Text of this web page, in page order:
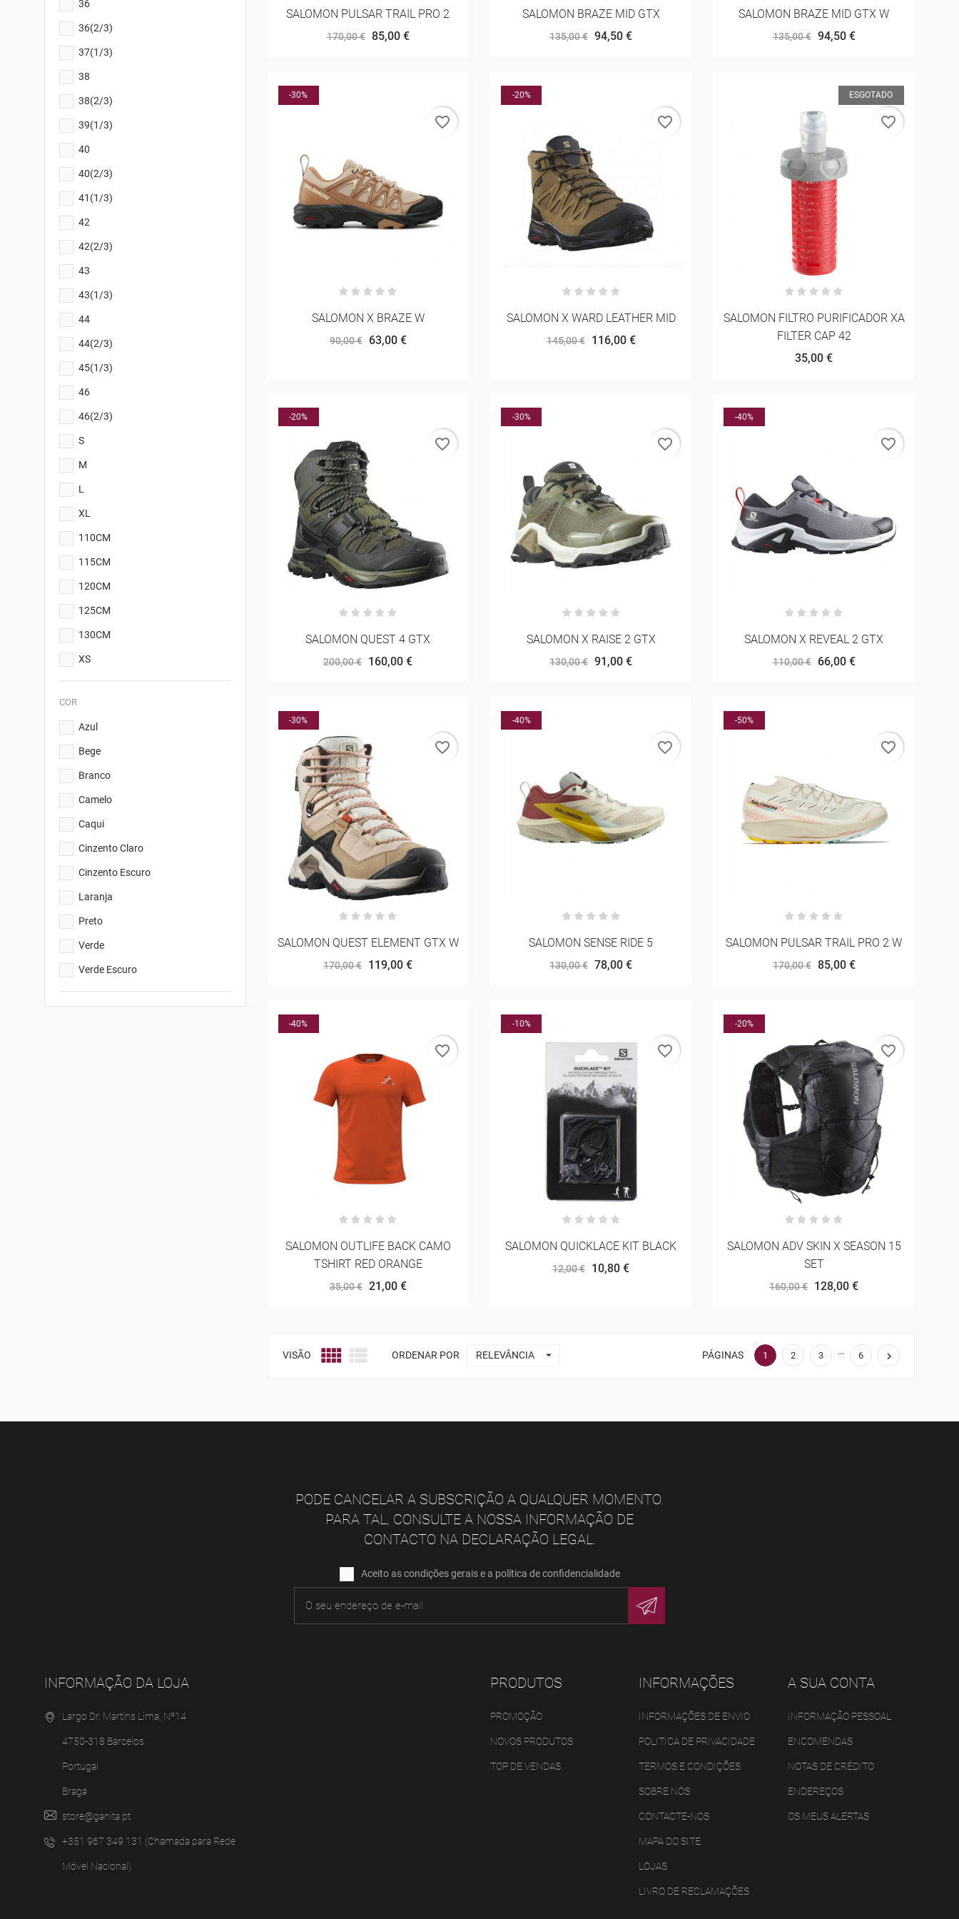
36
36(2/3)
37(1/3)
38
38(2/3)
39(1/3)
40
40(2/3)
41(1/3)
42
42(2/3)
43
43(1/3)
44
44(2/3)
45(1/3)
46
46(2/3)
S
M
L
XL
110CM
115CM
120CM
125CM
130CM
XS
COR
Azul
Bege
Branco
Camelo
Caqui
Cinzento Claro
Cinzento Escuro
Laranja
Preto
Verde
Verde Escuro
SALOMON PULSAR TRAIL PRO 2
170,00 € 85,00 €
SALOMON BRAZE MID GTX
135,00 € 94,50 €
SALOMON BRAZE MID GTX W
135,00 € 94,50 €
-30%
SALOMON X BRAZE W
90,00 € 63,00 €
favorite_border
-20%
SALOMON X WARD LEATHER MID
145,00 € 116,00 €
favorite_border
ESGOTADO
SALOMON FILTRO PURIFICADOR XA
FILTER CAP 42
35,00 €
favorite_border
-20%
SALOMON QUEST 4 GTX
200,00 € 160,00 €
favorite_border
-30%
SALOMON X RAISE 2 GTX
130,00 € 91,00 €
favorite_border
-40%
SALOMON X REVEAL 2 GTX
110,00 € 66,00 €
favorite_border
-30%
SALOMON QUEST ELEMENT GTX W
170,00 € 119,00 €
favorite_border
-40%
SALOMON SENSE RIDE 5
130,00 € 78,00 €
favorite_border
-50%
SALOMON PULSAR TRAIL PRO 2 W
170,00 € 85,00 €
favorite_border
-40%
SALOMON OUTLIFE BACK CAMO
TSHIRT RED ORANGE
35,00 € 21,00 €
favorite_border
-10%
SALOMON QUICKLACE KIT BLACK
12,00 € 10,80 €
favorite_border
-20%
SALOMON ADV SKIN X SEASON 15
SET
160,00 € 128,00 €
favorite_border
VISÃO   ORDENAR POR RELEVÂNCIA  PÁGINAS 1 2 3 … 6 
PODE CANCELAR A SUBSCRIÇÃO A QUALQUER MOMENTO.
PARA TAL, CONSULTE A NOSSA INFORMAÇÃO DE
CONTACTO NA DECLARAÇÃO LEGAL.
Aceito as condições gerais e a política de confidencialidade
INFORMAÇÃO DA LOJA
Largo Dr. Martins Lima, Nº14
4750-318 Barcelos
Portugal
Braga
store@ganita.pt
+351 967 349 131 (Chamada para Rede
Móvel Nacional)
PRODUTOS
PROMOÇÃO
NOVOS PRODUTOS
TOP DE VENDAS
INFORMAÇÕES
INFORMAÇÕES DE ENVIO
POLITICA DE PRIVACIDADE
TERMOS E CONDIÇÕES
SOBRE NÓS
CONTACTE-NOS
MAPA DO SITE
LOJAS
LIVRO DE RECLAMAÇÕES
A SUA CONTA
INFORMAÇÃO PESSOAL
ENCOMENDAS
NOTAS DE CRÉDITO
ENDEREÇOS
OS MEUS ALERTAS